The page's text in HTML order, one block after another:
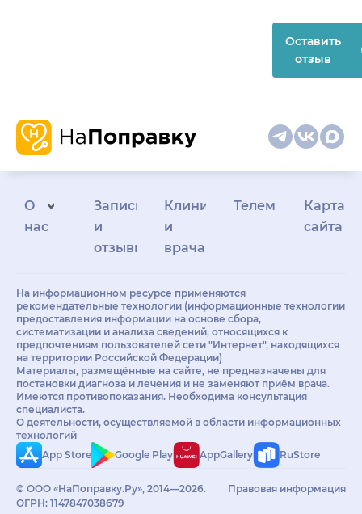
Оставить
отзыв
О
нас
Запись
и
отзывы
Клиникам
и
врачам
Телемедицина
Карта
сайта
На информационном ресурсе применяются
рекомендательные технологии (информационные технологии
предоставления информации на основе сбора,
систематизации и анализа сведений, относящихся к
предпочтениям пользователей сети "Интернет", находящихся
на территории Российской Федерации)
Материалы, размещённые на сайте, не предназначены для
постановки диагноза и лечения и не заменяют приём врача.
Имеются противопоказания. Необходима консультация
специалиста.
О деятельности, осуществляемой в области информационных
технологий
App Store
Google Play AppGallery RuStore
© ООО «НаПоправку.Ру», 2014—2026.
ОГРН: 1147847038679
Правовая информация